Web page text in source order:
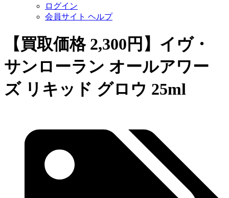
ログイン
会員サイト ヘルプ
【買取価格 2,300円】イヴ・
サンローラン オールアワー
ズ リキッド グロウ 25ml